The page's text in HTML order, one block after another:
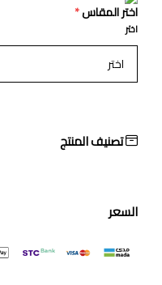
اختر المقاس*
اختر
تصنيف المنتج
السعر